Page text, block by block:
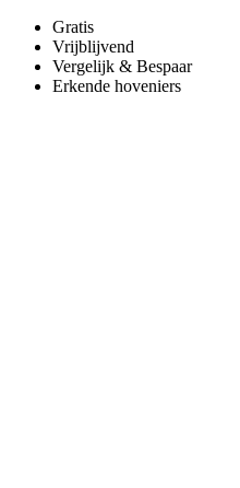
Gratis
Vrijblijvend
Vergelijk & Bespaar
Erkende hoveniers